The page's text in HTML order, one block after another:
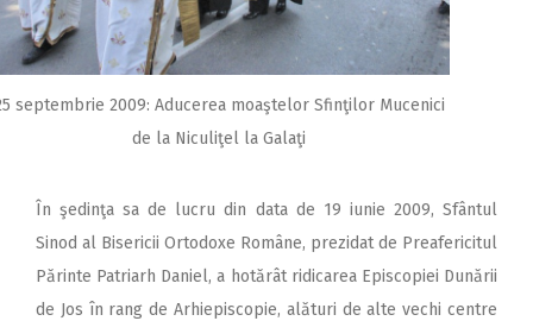
septembrie 2009: Aducerea moaştelor Sfinţilor Mucenici
de la Niculiţel la Galaţi
În şedinţa sa de lucru din data de 19 iunie 2009, Sfântul
Sinod al Bisericii Ortodoxe Române, prezidat de Preafericitul
Părinte Patriarh Daniel, a hotărât ridicarea Episcopiei Dunării
de Jos în rang de Arhiepiscopie, alături de alte vechi centre